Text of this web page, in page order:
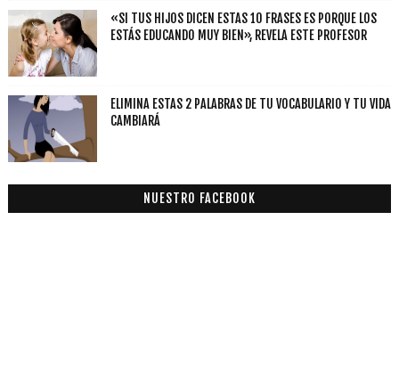
«SI TUS HIJOS DICEN ESTAS 10 FRASES ES PORQUE LOS
ESTÁS EDUCANDO MUY BIEN», REVELA ESTE PROFESOR
ELIMINA ESTAS 2 PALABRAS DE TU VOCABULARIO Y TU VIDA
CAMBIARÁ
NUESTRO FACEBOOK